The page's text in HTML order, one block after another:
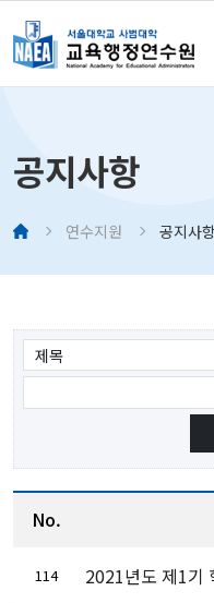
공지사항
연수지원 공지사항
No.
114 2021년도 제1기